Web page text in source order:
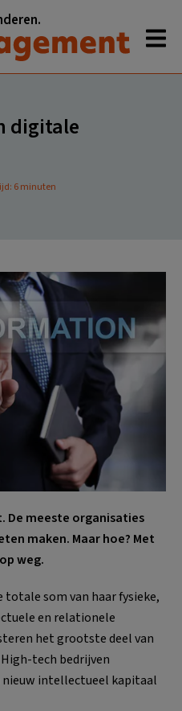
digitale
6 minuten
De meeste organisaties
maken. Maar hoe? Met
weg.
totale som van haar fysieke,
en relationele
het grootste deel van
tech bedrijven
nieuw intellectueel kapitaal